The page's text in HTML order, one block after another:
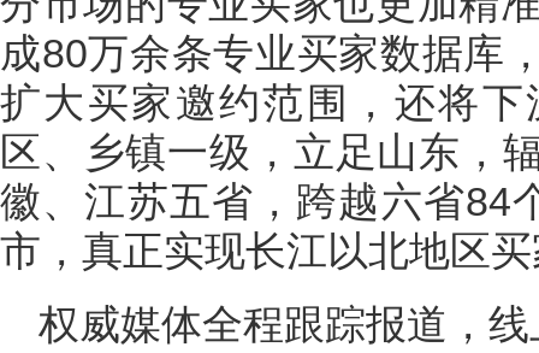
成80万余条专业买家数据库
扩大买家邀约范围，还将
区、乡镇一级，立足山东，
徽、江苏五省，跨越六省84
市，真正实现长江以北地区
权威媒体全程跟踪报道，